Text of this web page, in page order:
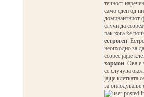
течност
само еден од
доминантниот
случи да
пак кога ќе
естроген.
неопходно за
созрее јајце
хормон. Ова е
се случува
јајце клетката
за оплодување